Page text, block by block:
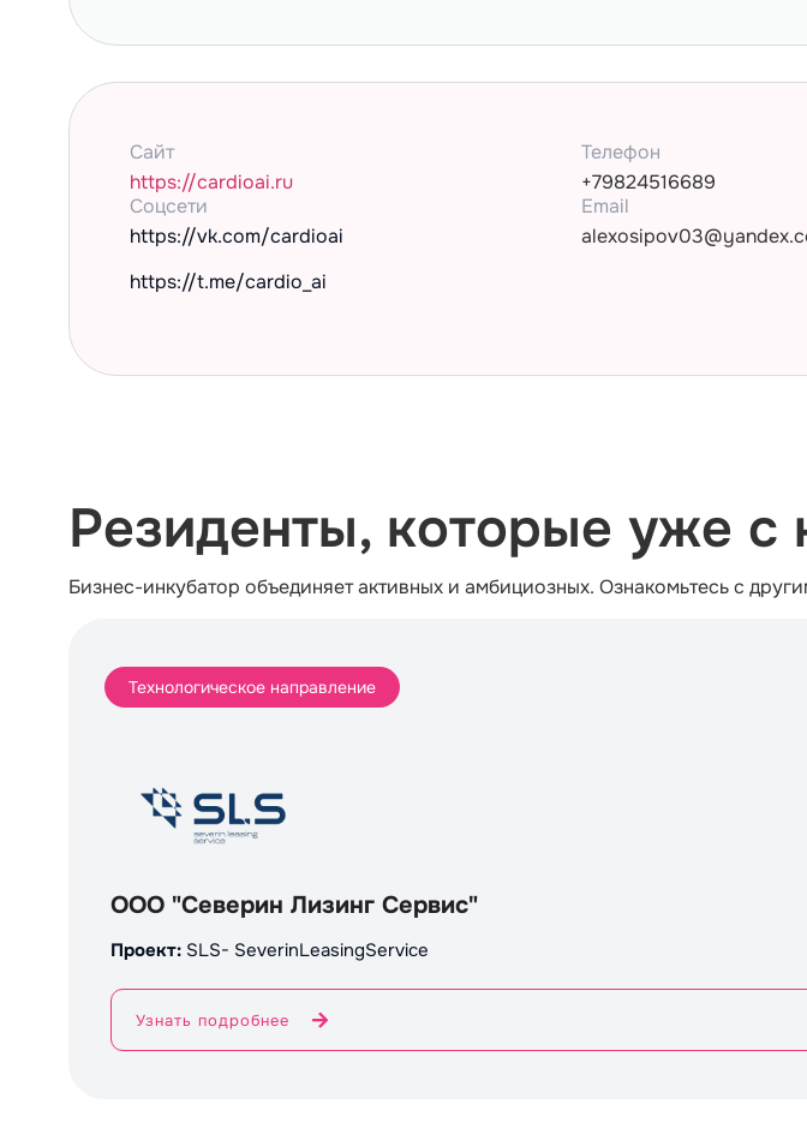
Сайт
https://cardioai.ru
Cоцсети
https://vk.com/cardioai
https://t.me/cardio_ai
Телефон
+79824516689
Email
Резиденты, которые уже с
Бизнес-инкубатор объединяет активных и амбициозных. Ознакомьтесь с
Технологическое направление
ООО "Северин Лизинг Сервис"
Проект: SLS- SeverinLeasingService
Узнать подробнее